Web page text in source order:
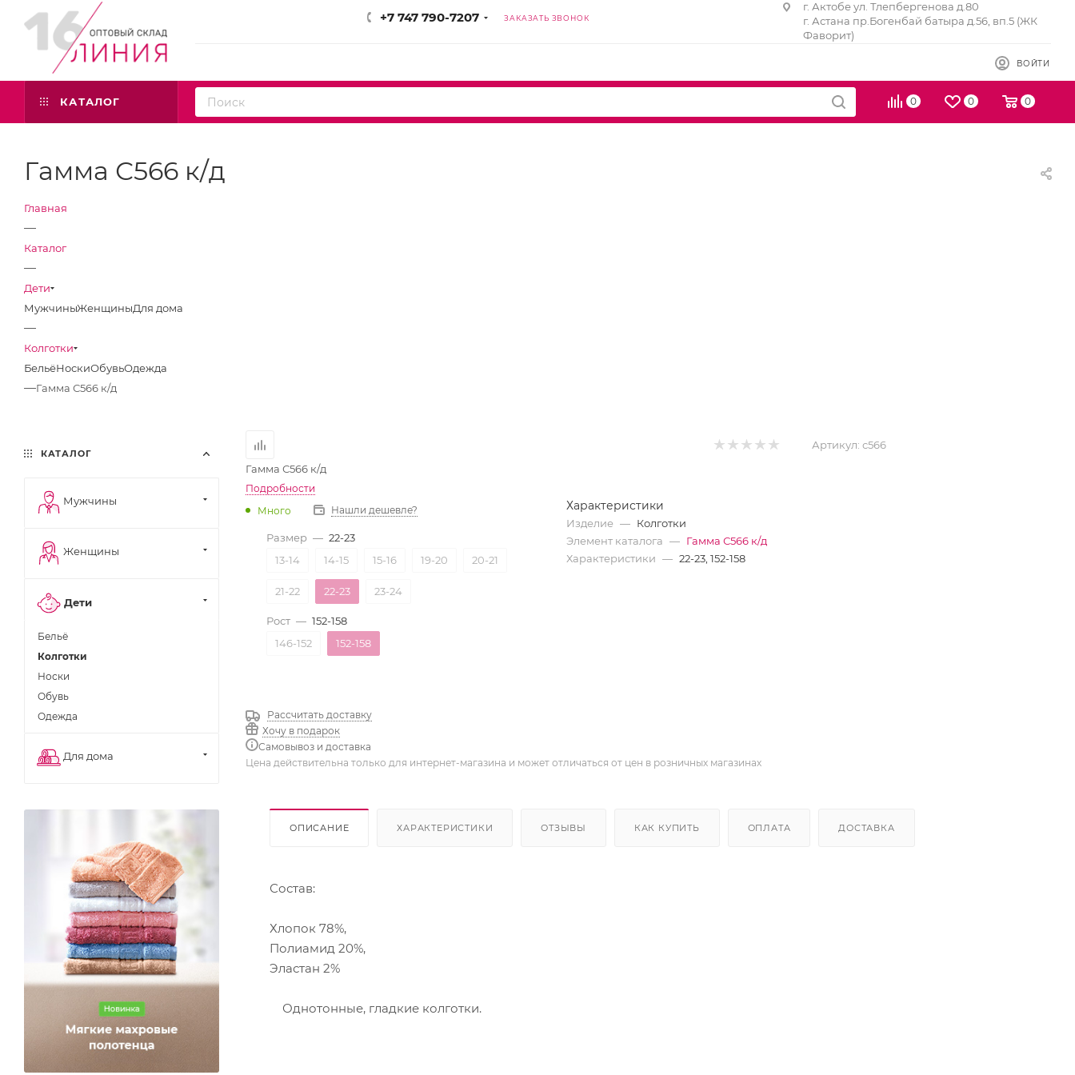
+7 747 790-7207 ЗАКАЗАТЬ ЗВОНОК
г. Актобе ул. Тлепбергенова д.80
г. Астана пр.Богенбай батыра д.56, вп.5 (ЖК
Фаворит)
ВОЙТИ
0 0 0
КАТАЛОГ
Гамма С566 к/д
Главная
—
Каталог
—
Дети
МужчиныЖенщиныДля дома
—
Колготки
БельёНоскиОбувьОдежда
—Гамма С566 к/д
Артикул: с566
Гамма С566 к/д
Подробности
Много
Нашли дешевле?
Размер — 22-23
13-14
14-15 15-16 19-20 20-21
21-22 22-23 23-24
Рост — 152-158
146-152
152-158
Рассчитать доставку
Хочу в подарок
Самовывоз и доставка
Характеристики
Изделие — Колготки
Элемент каталога — Гамма С566 к/д
Характеристики — 22-23, 152-158
Цена действительна только для интернет-магазина и может отличаться от цен в розничных магазинах
ОПИСАНИЕ ХАРАКТЕРИСТИКИ ОТЗЫВЫ КАК КУПИТЬ ОПЛАТА ДОСТАВКА
Состав:
Хлопок 78%,
Полиамид 20%,
Эластан 2%
Однотонные, гладкие колготки.
КАТАЛОГ
Мужчины
Женщины
Дети
Бельё
Колготки
Носки
Обувь
Одежда
Для дома